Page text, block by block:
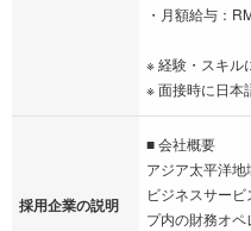
・月額給与：
※ 経験・スキル
※ 面接時に日本
採用企業の説明
■ 会社概要
アジア太平洋
ビジネスサー
プ内の財務オ